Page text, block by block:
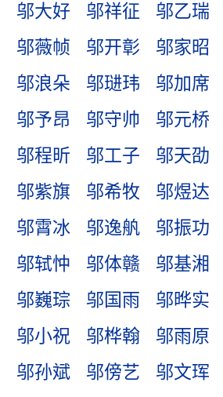
邬大好
邬祥征 邬乙瑞
邬薇帧
邬开彰 邬家昭
邬浪朵
邬琎玮 邬加席
邬予昂
邬守帅 邬元桥
邬程昕
邬工子 邬天劭
邬紫旗
邬希牧 邬煜达
邬霄冰
邬逸舧 邬振功
邬轼忡
邬体赣 邬基湘
邬巍琮
邬国雨 邬晔实
邬小祝
邬桦翰 邬雨原
邬孙斌
邬傍艺 邬文珲